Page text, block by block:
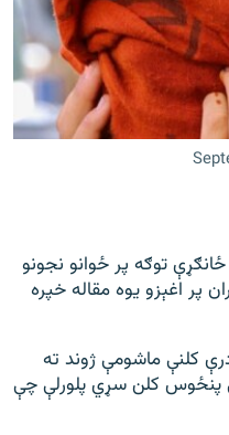
توګه پر ځوانو نجونو
پر اغېزو یوه مقاله خپره
کلنې ماشومې ژوند ته
پنځوس کلن سړي پلورلې چې